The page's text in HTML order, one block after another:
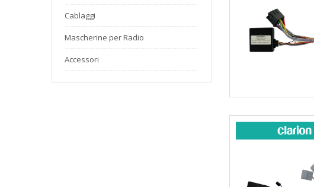
Cablaggi
Mascherine per Radio
Accessori